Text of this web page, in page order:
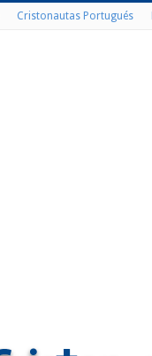
Cristonautas Portugués